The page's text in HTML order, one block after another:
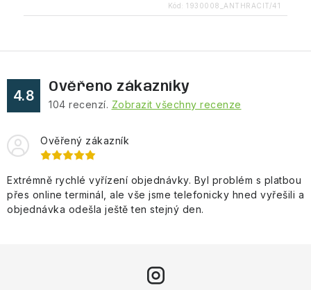
Kód: 1930008_ANTHRACIT/41
4.8
Ověřeno zákazníky
104 recenzí. Zobrazit všechny recenze
Ověřený zákazník
Extrémně rychlé vyřízení objednávky. Byl problém s platbou
přes online terminál, ale vše jsme telefonicky hned vyřešili a
objednávka odešla ještě ten stejný den.